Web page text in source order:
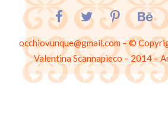
occhiovunque@gmail.com – ©
Valentina Scannapieco – 2014 –